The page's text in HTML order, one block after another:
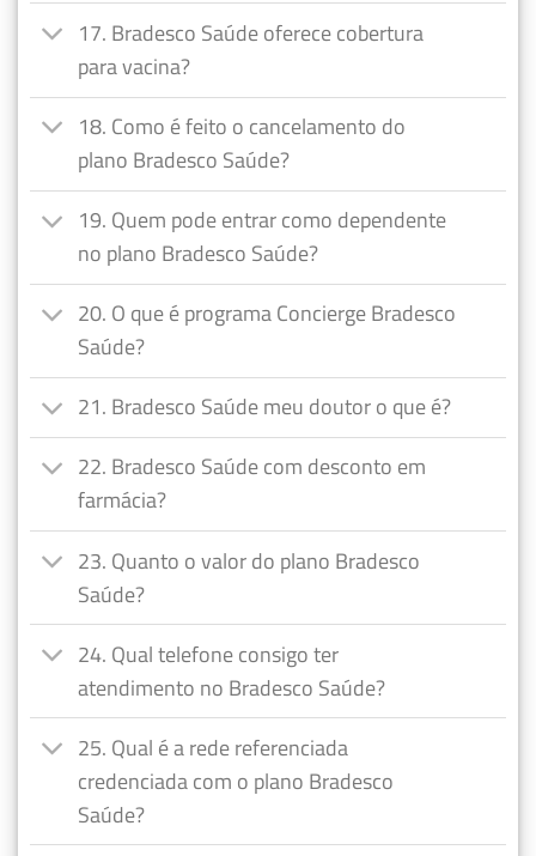
17. Bradesco Saúde oferece cobertura
para vacina?
18. Como é feito o cancelamento do
plano Bradesco Saúde?
19. Quem pode entrar como dependente
no plano Bradesco Saúde?
20. O que é programa Concierge Bradesco
Saúde?
21. Bradesco Saúde meu doutor o que é?
22. Bradesco Saúde com desconto em
farmácia?
23. Quanto o valor do plano Bradesco
Saúde?
24. Qual telefone consigo ter
atendimento no Bradesco Saúde?
25. Qual é a rede referenciada
credenciada com o plano Bradesco
Saúde?